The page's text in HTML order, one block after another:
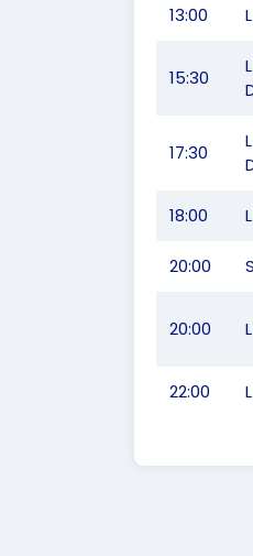
13:00
15:30
17:30
18:00
20:00
20:00
22:00